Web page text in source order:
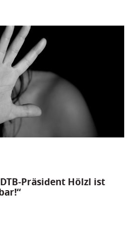
Präsident Hölzl ist